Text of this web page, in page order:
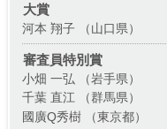
大賞
河本 翔子 （山口県）
審査員特別賞
小畑 一弘 （岩手県）
千葉 直江 （群馬県）
國廣Q秀樹 （東京都）